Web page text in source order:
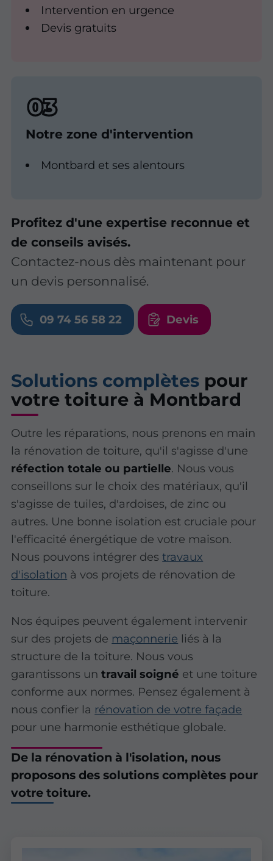
Intervention en urgence
Devis gratuits
Notre zone d'intervention
Montbard et ses alentours
Profitez d'une expertise reconnue et
de conseils avisés.
Contactez-nous dès maintenant pour
un devis personnalisé.
09 74 56 58 22 Devis
Solutions complètes pour
votre toiture à Montbard
Outre les réparations, nous prenons en main
la rénovation de toiture, qu'il s'agisse d'une
réfection totale ou partielle. Nous vous
conseillons sur le choix des matériaux, qu'il
s'agisse de tuiles, d'ardoises, de zinc ou
autres. Une bonne isolation est cruciale pour
l'efficacité énergétique de votre maison.
Nous pouvons intégrer destravaux
d'isolation à vos projets de rénovation de
toiture.
Nos équipes peuvent également intervenir
sur des projets de maçonnerie liés à la
structure de la toiture. Nous vous
garantissons untravail soigné et une toiture
conforme aux normes. Pensez également à
nous confier la rénovation de votre façade
pour une harmonie esthétique globale.
De la rénovation à l'isolation, nous
proposons des solutions complètes pour
votre toiture.